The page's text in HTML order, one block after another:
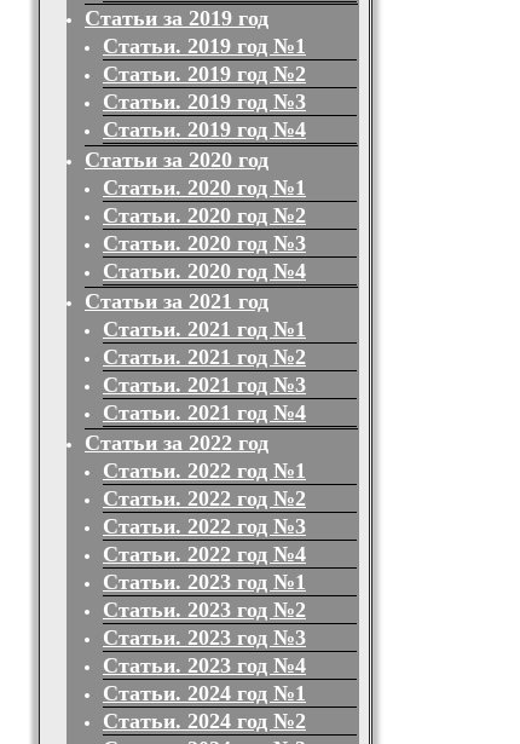
Статьи за 2019 год
Статьи. 2019 год №1
Статьи. 2019 год №2
Статьи. 2019 год №3
Статьи. 2019 год №4
Статьи за 2020 год
Статьи. 2020 год №1
Статьи. 2020 год №2
Статьи. 2020 год №3
Статьи. 2020 год №4
Статьи за 2021 год
Статьи. 2021 год №1
Статьи. 2021 год №2
Статьи. 2021 год №3
Статьи. 2021 год №4
Статьи за 2022 год
Статьи. 2022 год №1
Статьи. 2022 год №2
Статьи. 2022 год №3
Статьи. 2022 год №4
Статьи. 2023 год №1
Статьи. 2023 год №2
Статьи. 2023 год №3
Статьи. 2023 год №4
Статьи. 2024 год №1
Статьи. 2024 год №2